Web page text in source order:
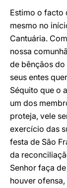
Estimo o facto
mesmo no
Cantuária.
nossa
de bênçãos do
seus entes
Séquito que o
um dos
proteja, vele
exercício das
festa de São
da
Senhor faça
houver